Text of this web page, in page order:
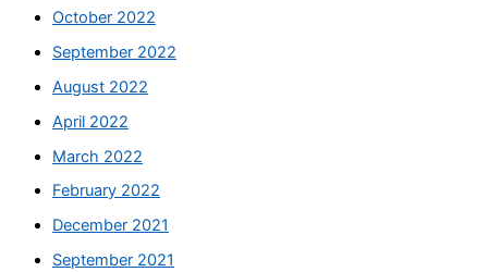
October 2022
September 2022
August 2022
April 2022
March 2022
February 2022
December 2021
September 2021